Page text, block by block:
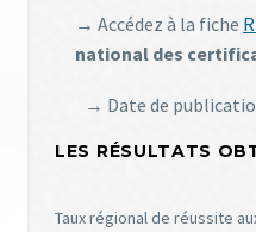
→ Accédez à la fiche
national des
→ Date de
LES RÉSULTATS
Taux régional de réussite